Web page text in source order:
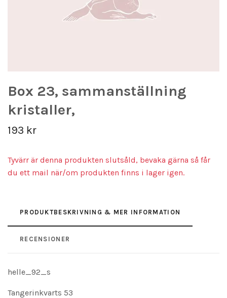
Box 23, sammanställning
kristaller,
193 kr
Tyvärr är denna produkten slutsåld, bevaka gärna så får
du ett mail när/om produkten finns i lager igen.
PRODUKTBESKRIVNING & MER INFORMATION
RECENSIONER
helle_92_s
Tangerinkvarts 53